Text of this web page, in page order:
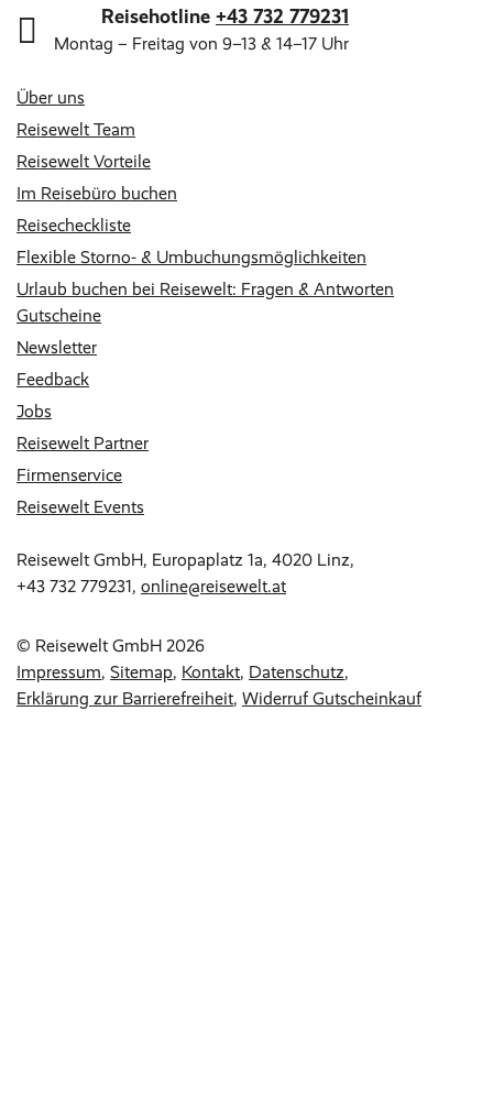
Über uns
Reisewelt Team
Reisewelt Vorteile
Im Reisebüro buchen
Reisecheckliste
Flexible Storno- & Umbuchungsmöglichkeiten
Urlaub buchen bei Reisewelt: Fragen & Antworten
Gutscheine
Newsletter
Feedback
Jobs
Reisewelt Partner
Firmenservice
Reisewelt Events
Reisehotline +43 732 779231
Montag – Freitag von 9–13 & 14–17 Uhr
Reisewelt GmbH, Europaplatz 1a, 4020 Linz,
+43 732 779231, online@reisewelt.at
© Reisewelt GmbH 2026
Impressum Sitemap Kontakt Datenschutz
Erklärung zur Barrierefreiheit Widerruf Gutscheinkauf